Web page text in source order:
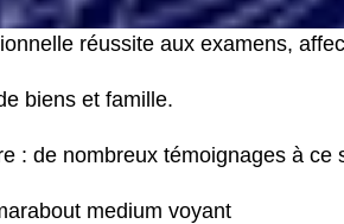
réussite aux examens,
biens et famille.
: de nombreux témoignages à ce
medium voyant